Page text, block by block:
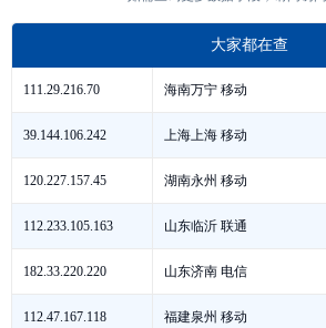
大家都在查
111.29.216.70 海南万宁 移动
39.144.106.242 上海上海 移动
120.227.157.45 湖南永州 移动
112.233.105.163 山东临沂 联通
182.33.220.220 山东济南 电信
112.47.167.118 福建泉州 移动